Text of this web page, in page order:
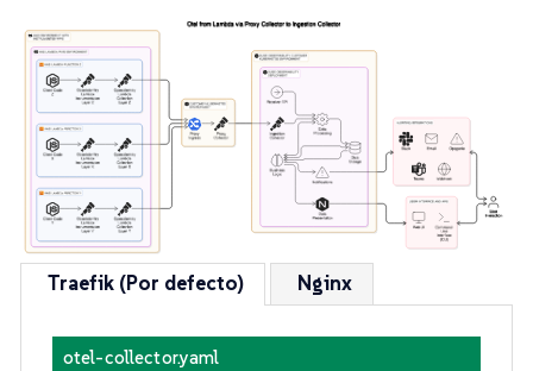
Traefik (Por defecto) Nginx
otel-collector.yaml